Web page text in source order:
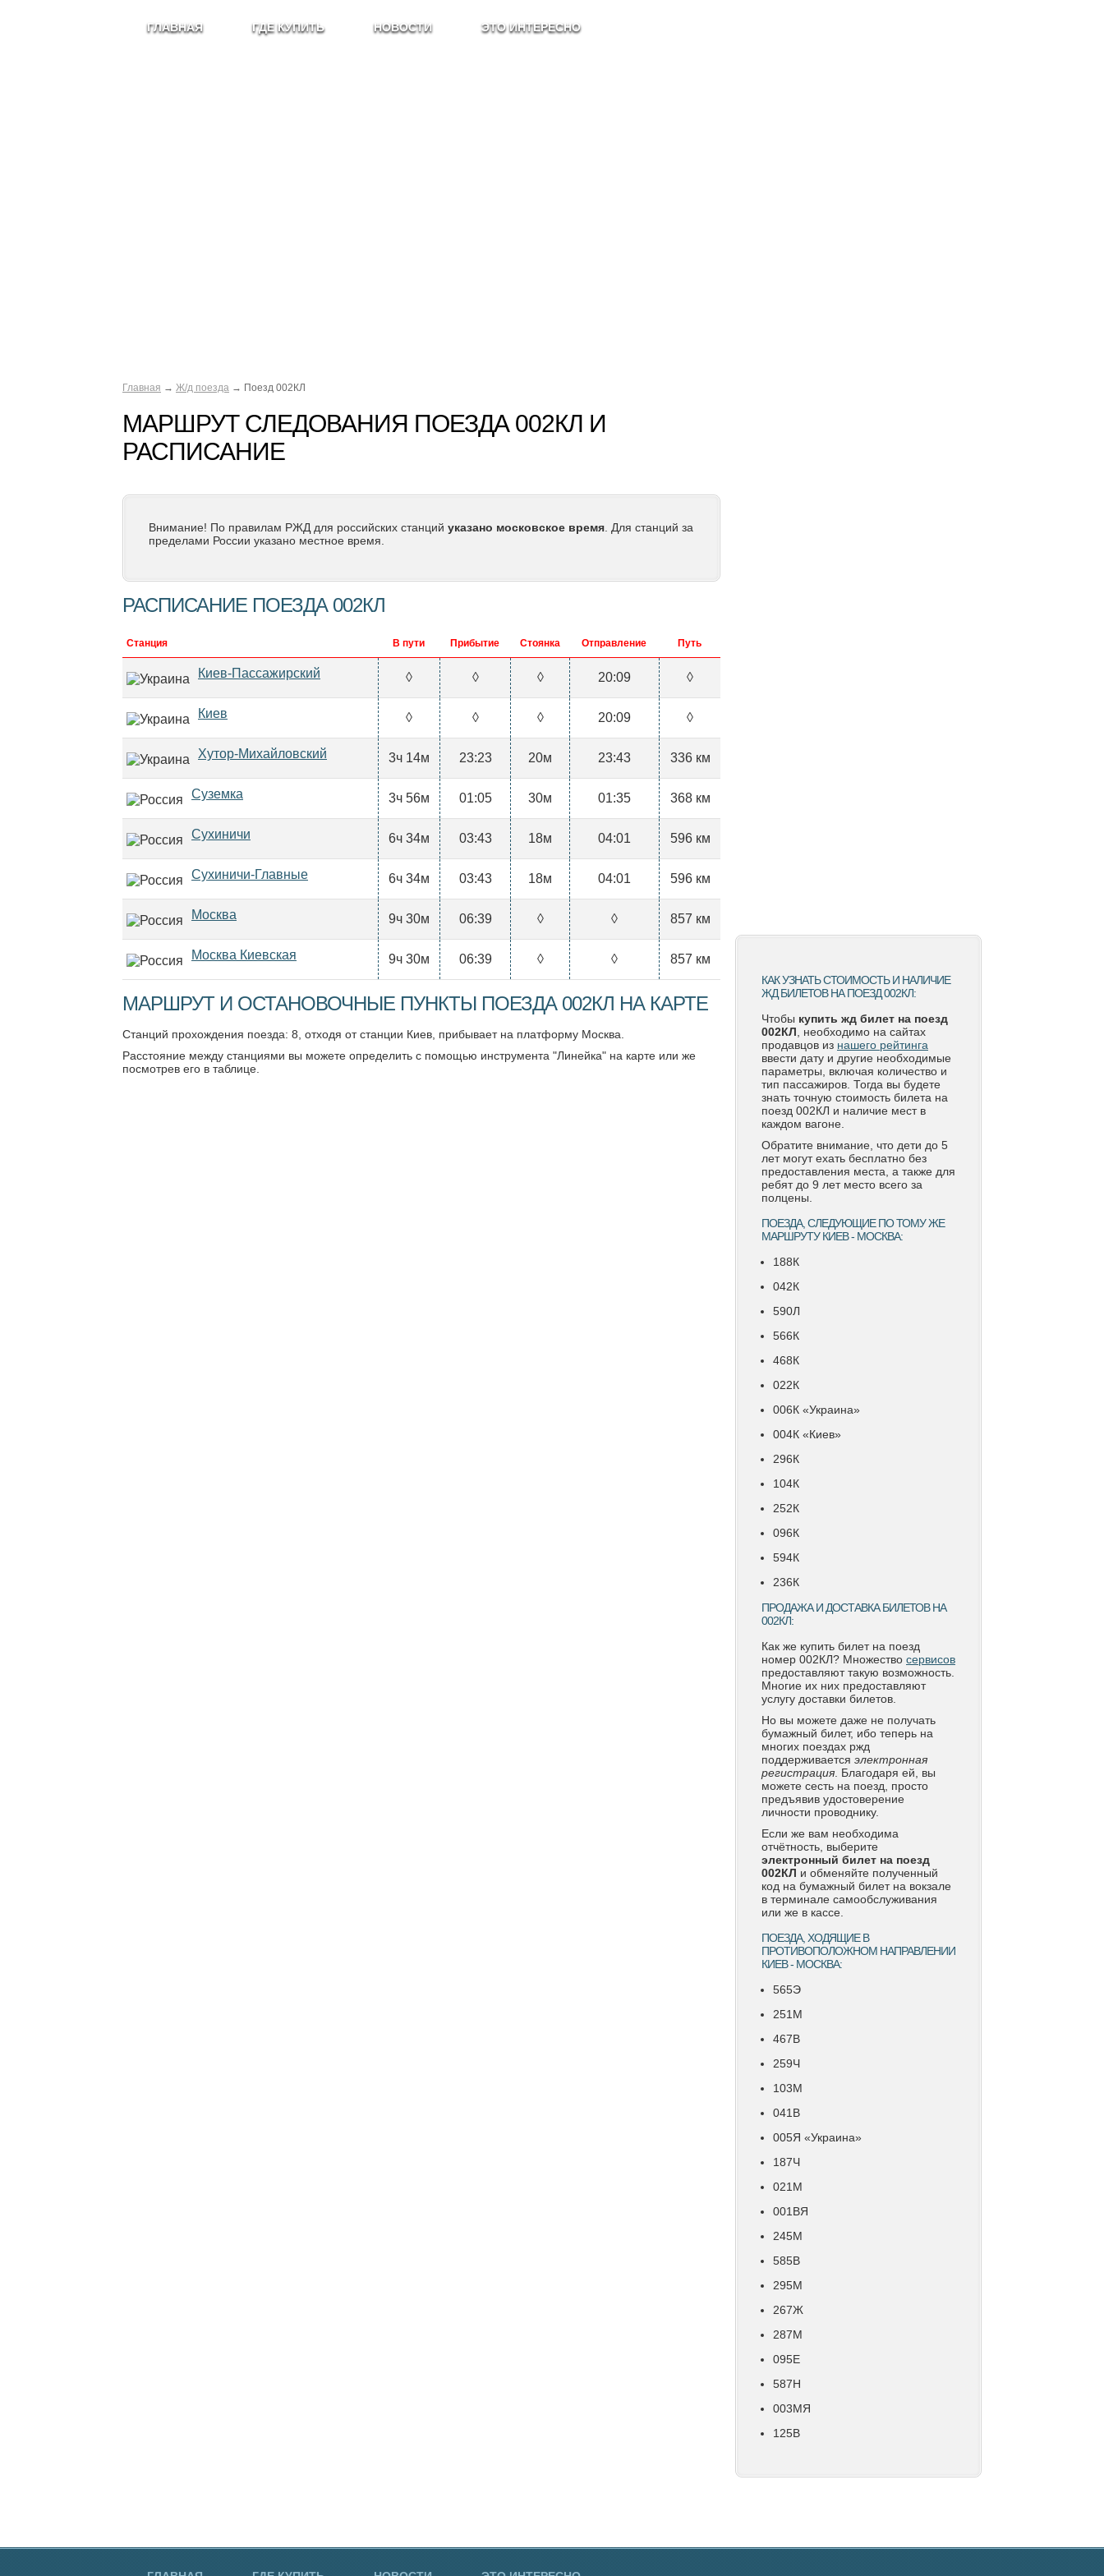
ГЛАВНАЯ ГДЕ КУПИТЬ НОВОСТИ ЭТО ИНТЕРЕСНО
Главная → Ж/д поезда → Поезд 002КЛ
МАРШРУТ СЛЕДОВАНИЯ ПОЕЗДА 002КЛ И
РАСПИСАНИЕ
Внимание! По правилам РЖД для российских станций указано московское время . Для станций за
пределами России указано местное время.
РАСПИСАНИЕ ПОЕЗДА 002КЛ
Станция В пути Прибытие Стоянка Отправление Путь
Киев-Пассажирский ◊ ◊ ◊ 20:09 ◊
Киев ◊ ◊ ◊ 20:09 ◊
Хутор-Михайловский 3ч 14м 23:23 20м 23:43 336 км
Суземка 3ч 56м 01:05 30м 01:35 368 км
Сухиничи 6ч 34м 03:43 18м 04:01 596 км
Сухиничи-Главные 6ч 34м 03:43 18м 04:01 596 км
Москва 9ч 30м 06:39 ◊ ◊ 857 км
Москва Киевская 9ч 30м 06:39 ◊ ◊ 857 км
МАРШРУТ И ОСТАНОВОЧНЫЕ ПУНКТЫ ПОЕЗДА 002КЛ НА КАРТЕ
Станций прохождения поезда: 8, отходя от станции Киев, прибывает на платформу Москва.
Расстояние между станциями вы можете определить с помощью инструмента "Линейка" на карте или же
посмотрев его в таблице.
КАК УЗНАТЬ СТОИМОСТЬ И НАЛИЧИЕ
ЖД БИЛЕТОВ НА ПОЕЗД 002КЛ:
Чтобы купить жд билет на поезд
002КЛ , необходимо на сайтах
продавцов из нашего рейтинга
ввести дату и другие необходимые
параметры, включая количество и
тип пассажиров. Тогда вы будете
знать точную стоимость билета на
поезд 002КЛ и наличие мест в
каждом вагоне.
Обратите внимание, что дети до 5
лет могут ехать бесплатно без
предоставления места, а также для
ребят до 9 лет место всего за
полцены.
ПОЕЗДА, СЛЕДУЮЩИЕ ПО ТОМУ ЖЕ
МАРШРУТУ КИЕВ - МОСКВА:
188К
042К
590Л
566К
468К
022К
006К «Украина»
004К «Киев»
296К
104К
252К
096К
594К
236К
ПРОДАЖА И ДОСТАВКА БИЛЕТОВ НА
002КЛ:
Как же купить билет на поезд
номер 002КЛ? Множество сервисов
предоставляют такую возможность.
Многие их них предоставляют
услугу доставки билетов.
Но вы можете даже не получать
бумажный билет, ибо теперь на
многих поездах ржд
поддерживается электронная
регистрация . Благодаря ей, вы
можете сесть на поезд, просто
предъявив удостоверение
личности проводнику.
Если же вам необходима
отчётность, выберите
электронный билет на поезд
002КЛ и обменяйте полученный
код на бумажный билет на вокзале
в терминале самообслуживания
или же в кассе.
ПОЕЗДА, ХОДЯЩИЕ В
ПРОТИВОПОЛОЖНОМ НАПРАВЛЕНИИ
КИЕВ - МОСКВА:
565Э
251М
467В
259Ч
103М
041В
005Я «Украина»
187Ч
021М
001ВЯ
245М
585В
295М
267Ж
287М
095Е
587Н
003МЯ
125В